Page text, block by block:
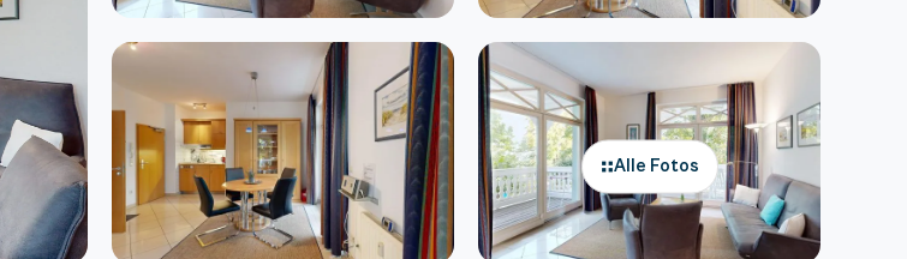
Alle Fotos